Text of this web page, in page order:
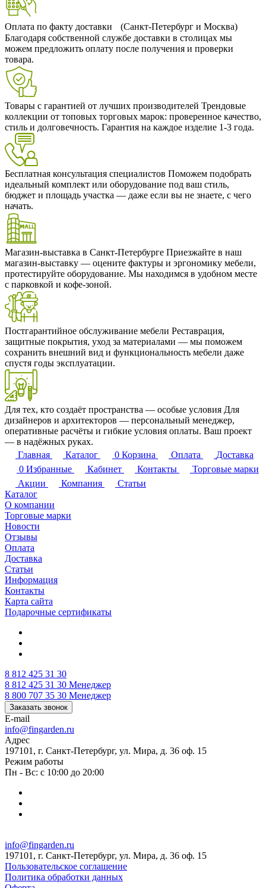
Оплата по факту доставки (Санкт-Петербург и Москва)
Благодаря собственной службе доставки в столицах мы
можем предложить оплату после получения и проверки
товара.
Товары с гарантией от лучших производителей Трендовые
коллекции от топовых торговых марок: проверенное качество,
стиль и долговечность. Гарантия на каждое изделие 1-3 года.
Бесплатная консультация специалистов Поможем подобрать
идеальный комплект или оборудование под ваш стиль,
бюджет и площадь участка — даже если вы не знаете, с чего
начать.
Магазин-выставка в Санкт-Петербурге Приезжайте в наш
магазин-выставку — оцените фактуры и эргономику мебели,
протестируйте оборудование. Мы находимся в удобном месте
с парковкой и кофе-зоной.
Постгарантийное обслуживание мебели Реставрация,
защитные покрытия, уход за материалами — мы поможем
сохранить внешний вид и функциональность мебели даже
спустя годы эксплуатации.
Для тех, кто создаёт пространства — особые условия Для
дизайнеров и архитекторов — персональный менеджер,
оперативные расчёты и гибкие условия оплаты. Ваш проект
— в надёжных руках.
Главная
Каталог 0 Корзина Оплата
Доставка
0 Избранные Кабинет Контакты
Торговые марки
Акции
Компания
Статьи
Каталог
О компании
Торговые марки
Новости
Отзывы
Оплата
Доставка
Статьи
Информация
Контакты
Карта сайта
Подарочные сертификаты
8 812 425 31 30
8 812 425 31 30 Менеджер
8 800 707 35 30 Менеджер
Заказать звонок
E-mail
info@fingarden.ru
Адрес
197101, г. Санкт-Петербург, ул. Мира, д. 36 оф. 15
Режим работы
Пн - Вс: с 10:00 до 20:00
info@fingarden.ru
197101, г. Санкт-Петербург, ул. Мира, д. 36 оф. 15
Пользовательское соглашение
Политика обработки данных